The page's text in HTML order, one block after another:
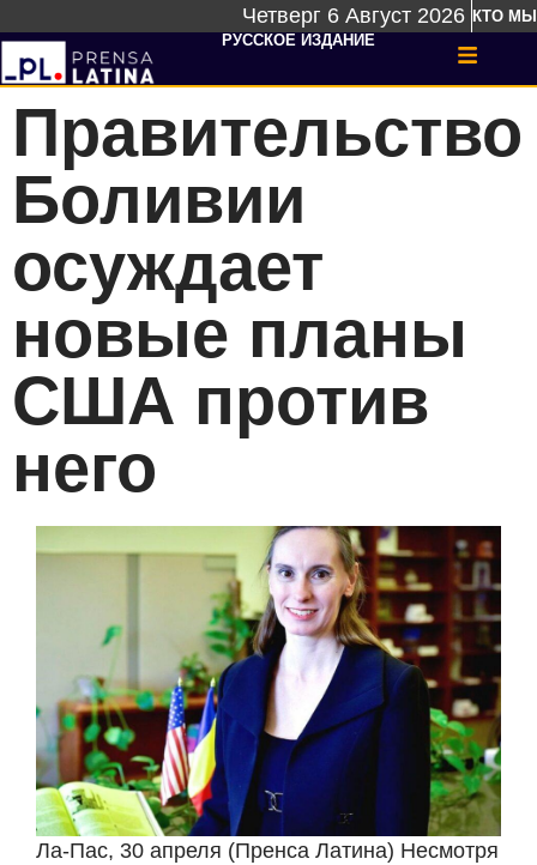
Четверг 6 Август 2026 КТО МЫ
РУССКОЕ ИЗДАНИЕ
Правительство
Боливии
осуждает
новые планы
США против
него
Ла-Пас, 30 апреля (Пренса Латина) Несмотря